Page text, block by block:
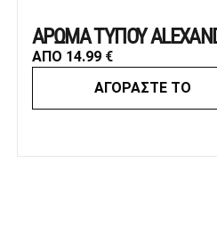
ΑΠΟ 14.99 €
ΑΓΟΡΑΣΤΕ ΤΟ